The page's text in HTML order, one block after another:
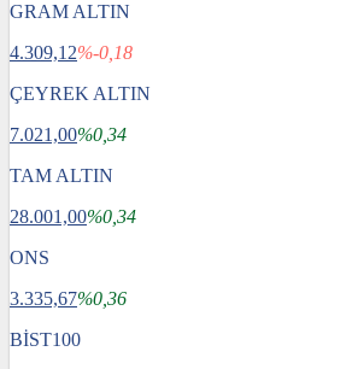
GRAM ALTIN
4.309,12%-0,18
ÇEYREK ALTIN
7.021,00%0,34
TAM ALTIN
28.001,00%0,34
ONS
3.335,67%0,36
BİST100